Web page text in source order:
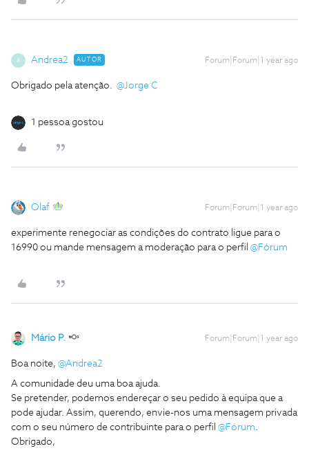
A Andrea2 AUTOR Forum|Forum|1 year ago
Obrigado pela atenção. ​ @Jorge C
1 pessoa gostou
Olaf Forum|Forum|1 year ago
experimente renegociar as condições do contrato ligue para o
16990 ou mande mensagem a moderação para o perfil ​ @Fórum
Mário P. Forum|Forum|1 year ago
Boa noite, ​ @Andrea2
A comunidade deu uma boa ajuda.
Se pretender, podemos endereçar o seu pedido à equipa que a
pode ajudar. Assim, querendo, envie-nos uma mensagem privada
com o seu número de contribuinte para o perfil ​ @Fórum.
Obrigado,